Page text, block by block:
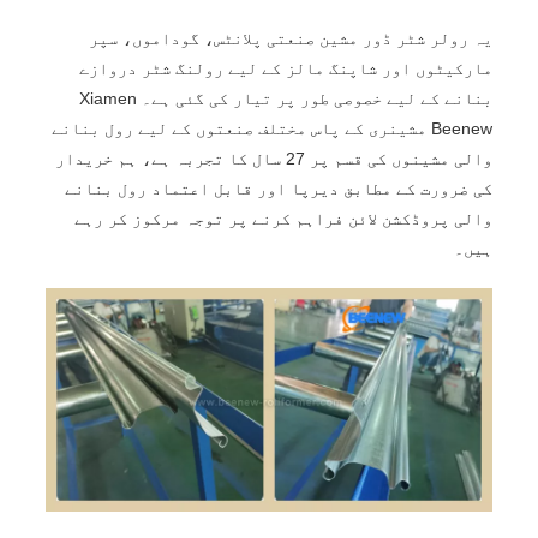
یہ رولر شٹر ڈور مشین صنعتی پلانٹس، گوداموں، سپر
مارکیٹوں اور شاپنگ مالز کے لیے رولنگ شٹر دروازے
بنانے کے لیے خصوصی طور پر تیار کی گئی ہے۔ Xiamen
Beenew مشینری کے پاس مختلف صنعتوں کے لیے رول بنانے
والی مشینوں کی قسم پر 27 سال کا تجربہ ہے، ہم خریدار
کی ضرورت کے مطابق دیرپا اور قابل اعتماد رول بنانے
والی پروڈکشن لائن فراہم کرنے پر توجہ مرکوز کر رہے
ہیں۔